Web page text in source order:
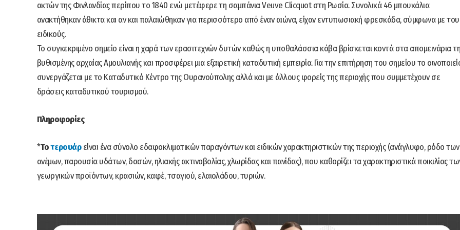
ακτών της Φινλανδίας περίπου το 1840 ενώ μετέφερε τη σαμπάνια Veuve Clicquot στη Ρωσία. Συνολικά 46 μπουκάλια
ανακτήθηκαν άθικτα και αν και παλαιώθηκαν για περισσότερο από έναν αιώνα, είχαν εντυπωσιακή φρεσκάδα, σύμφωνα με
ειδικούς.
Το συγκεκριμένο σημείο είναι η χαρά των ερασιτεχνών δυτών καθώς η υποθαλάσσια κάβα βρίσκεται κοντά στα απομεινάρια
βυθισμένης αρχαίας Αμουλιανής και προσφέρει μια εξαιρετική καταδυτική εμπειρία. Για την επιτήρηση του σημείου το
συνεργάζεται με το Καταδυτικό Κέντρο της Ουρανούπολης αλλά και με άλλους φορείς της περιοχής που συμμετέχουν σε
δράσεις καταδυτικού τουρισμού.
Πληροφορίες
*Τοτερουάρείναι ένα σύνολο εδαφοκλιματικών παραγόντων και ειδικών χαρακτηριστικών της περιοχής (ανάγλυφο, ρόδο των
ανέμων, παρουσία υδάτων, δασών, ηλιακής ακτινοβολίας, χλωρίδας και πανίδας), που καθορίζει τα χαρακτηριστικά ποικιλίας
γεωργικών προϊόντων, κρασιών, καφέ, τσαγιού, ελαιολάδου, τυριών.